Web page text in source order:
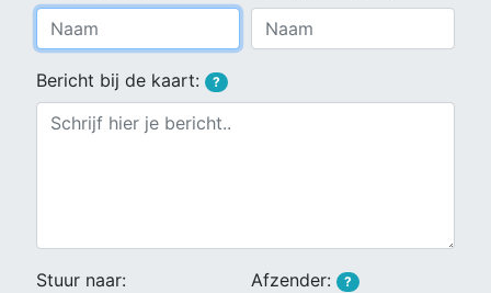
Bericht bij de kaart: ?
Stuur naar: Afzender: ?